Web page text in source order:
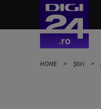
HOME Știri